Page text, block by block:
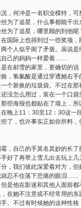
何冲是一名职业模特，可
为了追星，什么事都能干
为了追星，哪里顾的到他
国际上也得到过一些奖项
个人似乎闹了矛盾。虽说
自己的妈妈一样爱着……
郝雪的家里，更确切的说
，氢氰酸是通过穿透她右
个新换的垃圾袋。不过在
没怎么用过，装在一个口
些海报也都贴在了墙上，
晚上11：30至12：30这一
，也许事实正如你所料，
自己的手莫名其妙的长了
好了再带上雪儿出去玩上
，我们彼此深爱着对方，
就忍不住落下悲痛的眼泪……
他在影迷和其他人面前都
在她不注意或不经常用的
。不过有时候她的这种性